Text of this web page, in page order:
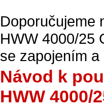
Doporučujeme
HWW 4000/25
se zapojením
Návod k
HWW 4000/